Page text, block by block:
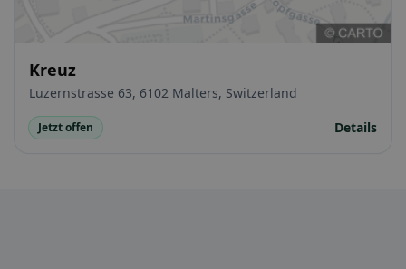
Kreuz
Luzernstrasse 63, 6102 Malters, Switzerland
Jetzt offen Details